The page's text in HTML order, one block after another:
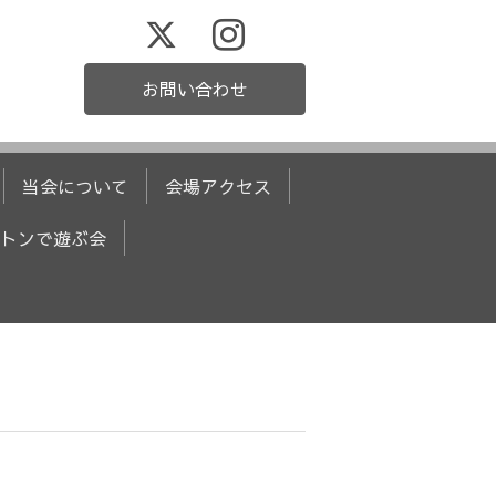
お問い合わせ
当会について 会場アクセス
ンで遊ぶ会